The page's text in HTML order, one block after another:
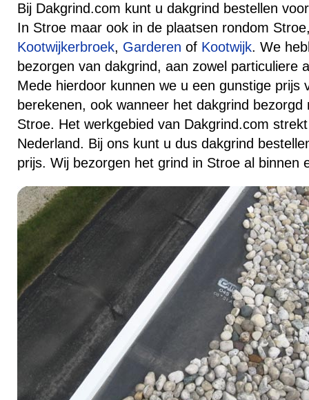
Bij Dakgrind.com kunt u dakgrind bestellen
In Stroe maar ook in de plaatsen rondom
Kootwijkerbroek, Garderen of Kootwijk. We
bezorgen van dakgrind, aan zowel particuliere
Mede hierdoor kunnen we u een gunstige prijs
berekenen, ook wanneer het dakgrind bezorgd
Stroe. Het werkgebied van Dakgrind.com
Nederland. Bij ons kunt u dus dakgrind
prijs. Wij bezorgen het grind in Stroe al binnen